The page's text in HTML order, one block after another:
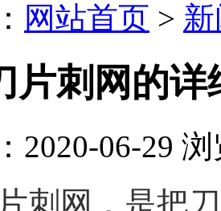
网站首页 >
片刺网的详
2020-06-29 浏
刺网，是把